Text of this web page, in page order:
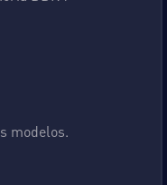
modelos.